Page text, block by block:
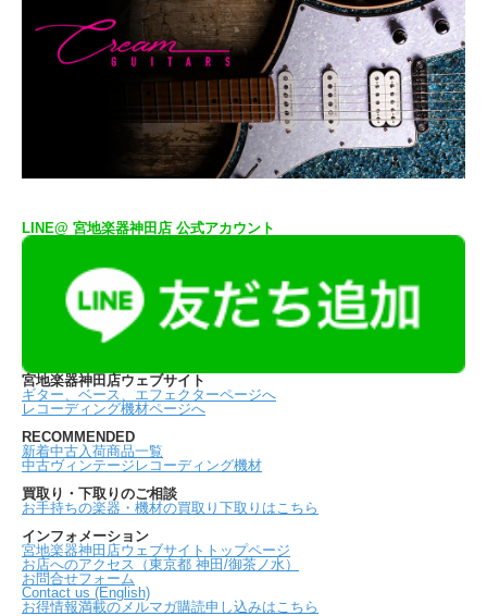
LINE@ 宮地楽器神田店 公式アカウント
宮地楽器神田店ウェブサイト
ギター、ベース、エフェクターページへ
レコーディング機材ページへ
RECOMMENDED
新着中古入荷商品一覧
中古ヴィンテージレコーディング機材
買取り・下取りのご相談
お手持ちの楽器・機材の買取り下取りはこちら
インフォメーション
宮地楽器神田店ウェブサイトトップページ
お店へのアクセス（東京都 神田/御茶ノ水）
お問合せフォーム
Contact us (English)
お得情報満載のメルマガ購読申し込みはこちら